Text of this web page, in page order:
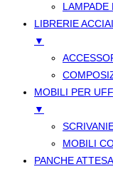
LAMPADE
LIBRERIE
▼
MOBILI PER
▼
MOBILI
PANCHE